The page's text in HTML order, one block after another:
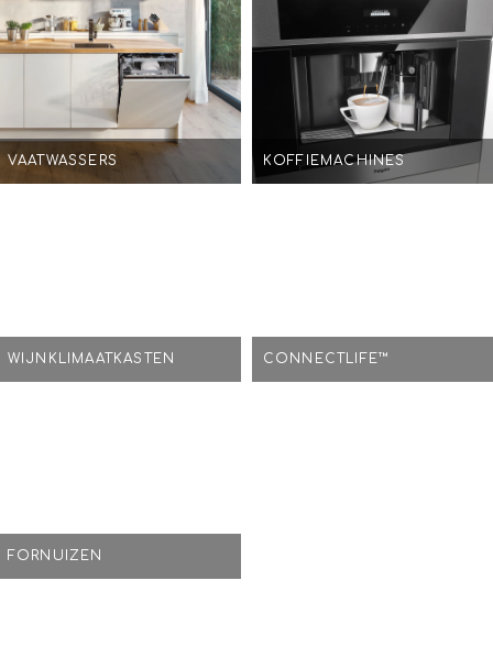
VAATWASSERS KOFFIEMACHINES
WIJNKLIMAATKASTEN CONNECTLIFE™
FORNUIZEN